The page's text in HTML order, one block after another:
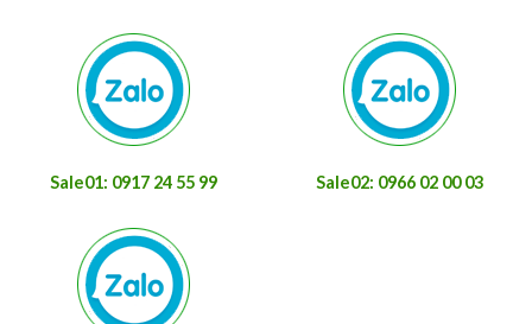
Sale01: 0917 24 55 99 Sale02: 0966 02 00 03